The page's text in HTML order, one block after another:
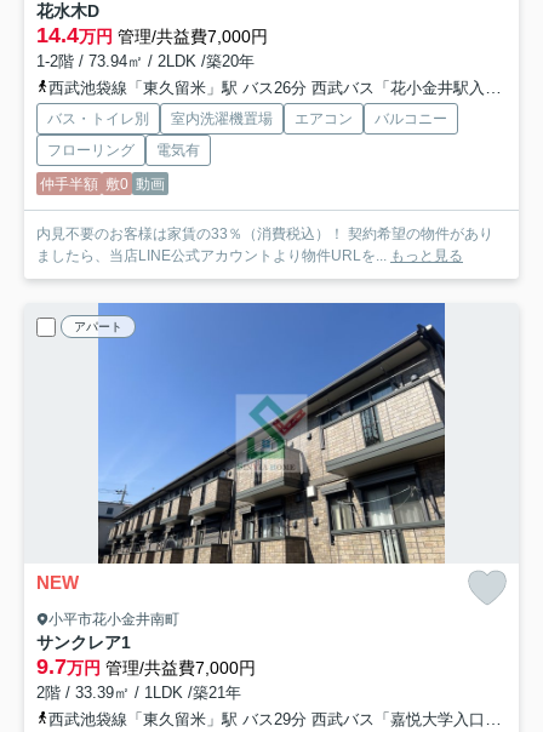
花水木D
14.4万円 管理/共益費7,000円
1-2階 / 73.94㎡ / 2LDK /築20年
西武池袋線「東久留米」駅 バス26分 西武バス「花小金井駅入口」 停歩9分
バス・トイレ別 室内洗濯機置場 エアコン
バルコニー
フローリング
電気有
仲手半額 敷0 動画
内見不要のお客様は家賃の33％（消費税込）！ 契約希望の物件があり
ましたら、当店LINE公式アカウントより物件URLを... もっと見る
アパート
NEW
小平市花小金井南町
サンクレア1
9.7万円 管理/共益費7,000円
2階 / 33.39㎡ / 1LDK /築21年
西武池袋線「東久留米」駅 バス29分 西武バス「嘉悦大学入口」 停歩5分